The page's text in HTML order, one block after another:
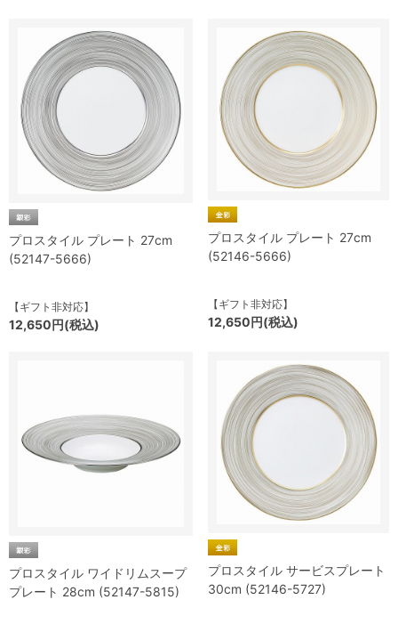
プロスタイル プレート 27cm
(52147-5666)
【ギフト非対応】
12,650円(税込)
プロスタイル プレート 27cm
(52146-5666)
【ギフト非対応】
12,650円(税込)
プロスタイル ワイドリムスープ
プレート 28cm (52147-5815)
プロスタイル サービスプレート
30cm (52146-5727)